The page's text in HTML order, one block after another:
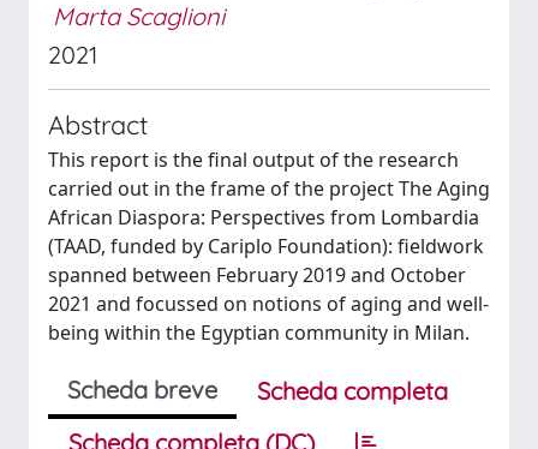
Marta Scaglioni
2021
Abstract
This report is the final output of the research
carried out in the frame of the project The Aging
African Diaspora: Perspectives from Lombardia
(TAAD, funded by Cariplo Foundation): fieldwork
spanned between February 2019 and October
2021 and focussed on notions of aging and well-
being within the Egyptian community in Milan.
Scheda breve
Scheda completa
Scheda completa (DC)